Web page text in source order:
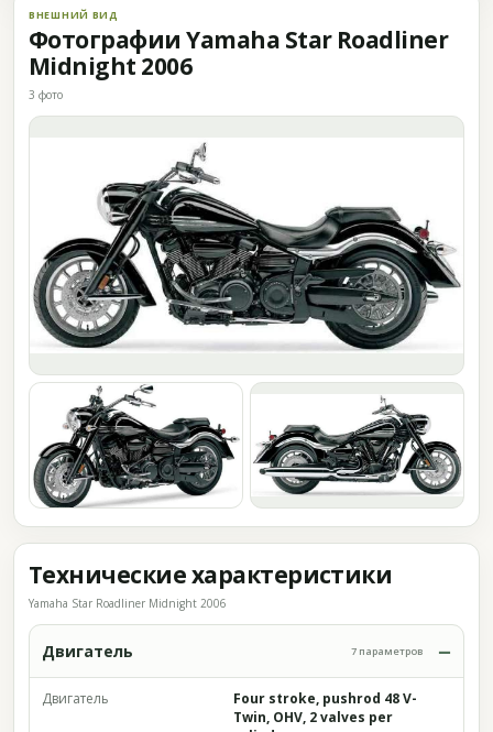
ВНЕШНИЙ ВИД
Фотографии Yamaha Star Roadliner
Midnight 2006
3 фото
Технические характеристики
Yamaha Star Roadliner Midnight 2006
Двигатель 7 параметров
Двигатель
Four stroke, pushrod 48 V-
Twin, OHV, 2 valves per